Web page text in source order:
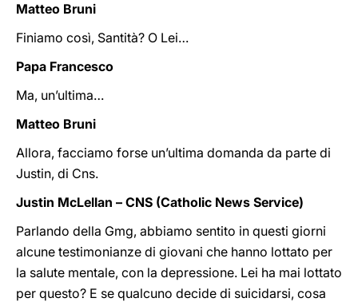
Matteo Bruni
Finiamo così, Santità? O Lei…
Papa Francesco
Ma, un’ultima…
Matteo Bruni
Allora, facciamo forse un’ultima domanda da parte di
Justin, di Cns.
Justin McLellan – CNS (Catholic News Service)
Parlando della Gmg, abbiamo sentito in questi giorni
alcune testimonianze di giovani che hanno lottato per
la salute mentale, con la depressione. Lei ha mai lottato
per questo? E se qualcuno decide di suicidarsi, cosa